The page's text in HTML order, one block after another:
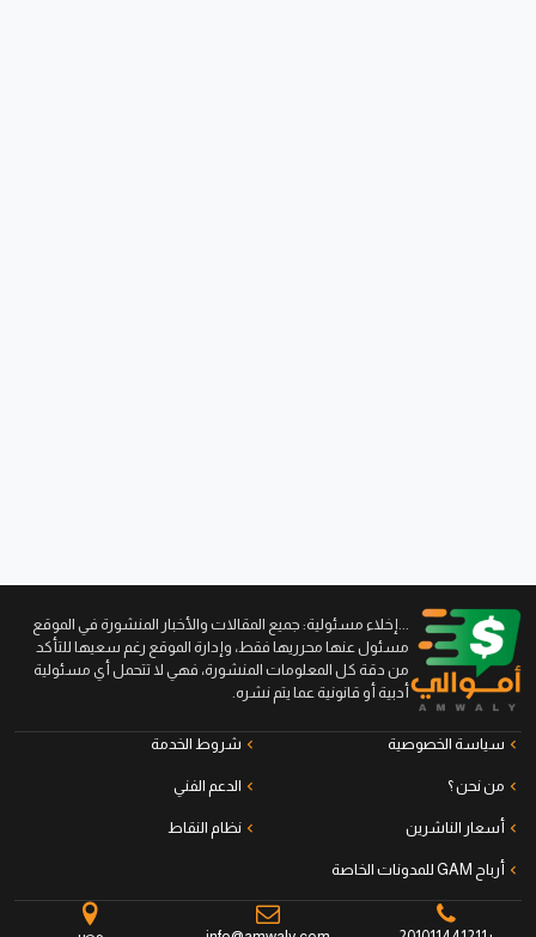
...إخلاء مسئولية: جميع المقالات والأخبار المنشورة في الموقع
مسئول عنها محرريها فقط، وإدارة الموقع رغم سعيها للتأكد
من دقة كل المعلومات المنشورة، فهي لا تتحمل أي مسئولية
أدبية أو قانونية عما يتم نشره.
سياسة الخصوصية شروط الخدمة
من نحن ؟ الدعم الفني
أسعار الناشرين نظام النقاط
أرباح GAM للمدونات الخاصة